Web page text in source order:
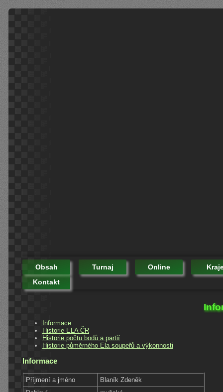
Obsah Turnaj Online
Kontakt
Informace
Historie ELA ČR
Historie počtu bodů a partií
Historie půměrného Ela soupeřů a výkonnosti
Informace
Příjmení a jméno
Blaník Zdeněk